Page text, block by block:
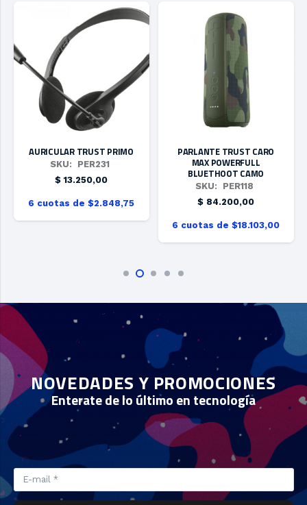
AURICULAR TRUST PRIMO
SKU:
PER231
$ 13.250,00
6 cuotas de $2.848,75
PARLANTE TRUST CARO
MAX POWERFULL
BLUETHOOT CAMO
SKU:
PER118
$ 84.200,00
6 cuotas de $18.103,00
NOVEDADES Y PROMOCIONES
Enterate de lo último en tecnología